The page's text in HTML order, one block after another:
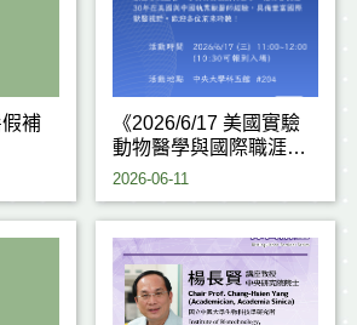
補
《2026/6/17 美國實驗
動物醫學與國際職涯分
享》
2026-06-11